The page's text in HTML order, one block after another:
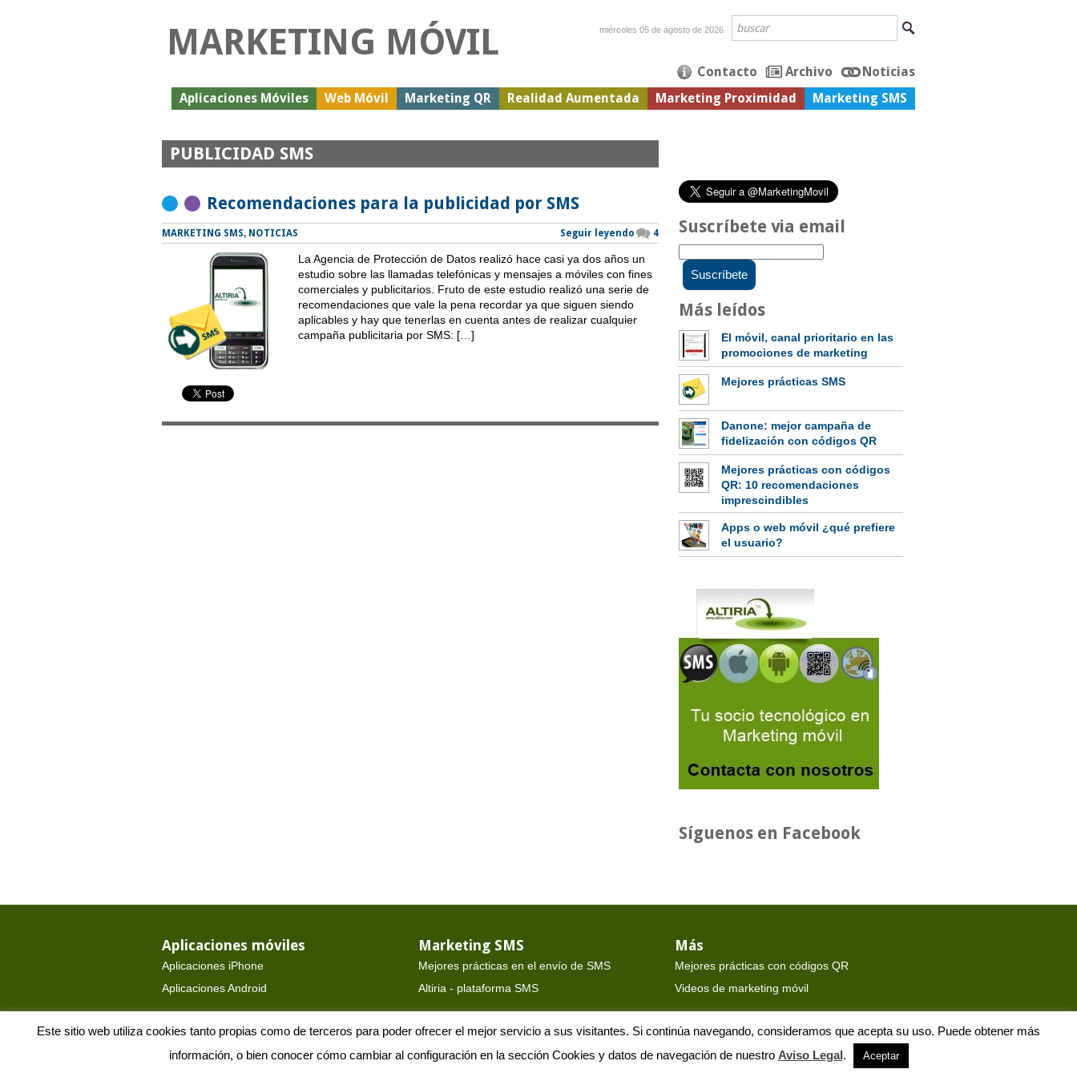
MARKETING MÓVIL miércoles 05 de agosto de 2026
Contacto Archivo
Noticias
Aplicaciones Móviles
Web Móvil Marketing QR Realidad Aumentada Marketing Proximidad Marketing SMS
PUBLICIDAD SMS
Recomendaciones para la publicidad por SMS
MARKETING SMS, NOTICIAS 4
Seguir leyendo
La Agencia de Protección de Datos realizó hace casi ya dos años un
estudio sobre las llamadas telefónicas y mensajes a móviles con fines
comerciales y publicitarios. Fruto de este estudio realizó una serie de
recomendaciones que vale la pena recordar ya que siguen siendo
aplicables y hay que tenerlas en cuenta antes de realizar cualquier
campaña publicitaria por SMS: […]
Suscríbete via email
Más leídos
El móvil, canal prioritario en las
promociones de marketing
Mejores prácticas SMS
Danone: mejor campaña de
fidelización con códigos QR
Mejores prácticas con códigos
QR: 10 recomendaciones
imprescindibles
Apps o web móvil ¿qué prefiere
el usuario?
Síguenos en Facebook
Aplicaciones móviles
Aplicaciones iPhone
Aplicaciones Android
Marketing SMS
Mejores prácticas en el envío de SMS
Altiria - plataforma SMS
Más
Mejores prácticas con códigos QR
Videos de marketing móvil
Este sitio web utiliza cookies tanto propias como de terceros para poder ofrecer el mejor servicio a sus visitantes. Si continúa navegando, consideramos que acepta su uso. Puede obtener más
información, o bien conocer cómo cambiar al configuración en la sección Cookies y datos de navegación de nuestro Aviso Legal. Aceptar